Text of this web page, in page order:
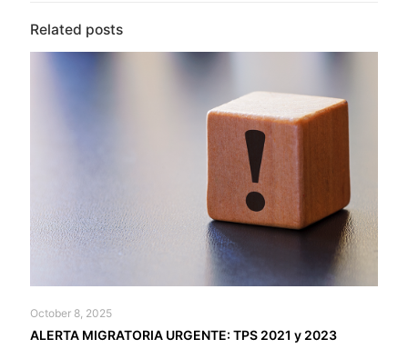
Related posts
October 8, 2025
ALERTA MIGRATORIA URGENTE: TPS 2021 y 2023